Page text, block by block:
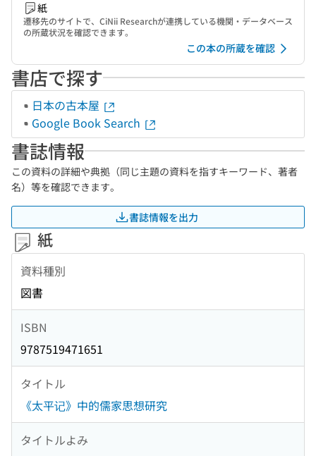
紙
遷移先のサイトで、CiNii Researchが連携している機関・データベース
の所蔵状況を確認できます。
この本の所蔵を確認
書店で探す
日本の古本屋
Google Book Search
書誌情報
この資料の詳細や典拠（同じ主題の資料を指すキーワード、著者
名）等を確認できます。
書誌情報を出力
紙
資料種別
図書
ISBN
9787519471651
タイトル
《太平记》中的儒家思想研究
タイトルよみ